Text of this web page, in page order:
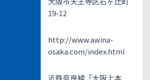
19-12
http://www.awina-
osaka.com/index.html
近鉄奈良線「大阪上本